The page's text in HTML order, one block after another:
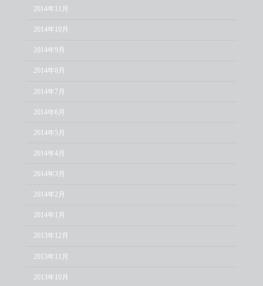
2014年11月
2014年10月
2014年9月
2014年8月
2014年7月
2014年6月
2014年5月
2014年4月
2014年3月
2014年2月
2014年1月
2013年12月
2013年11月
2013年10月